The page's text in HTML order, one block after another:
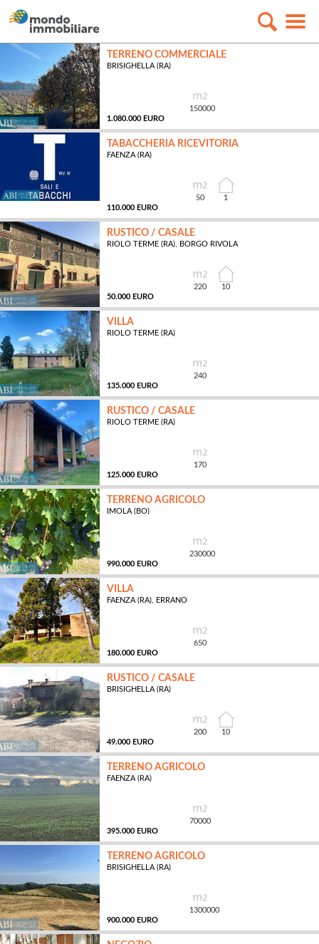
TERRENO COMMERCIALE
BRISIGHELLA (RA)
1.080.000 EURO
150000
TABACCHERIA RICEVITORIA
FAENZA (RA)
110.000 EURO
50 1
RUSTICO / CASALE
RIOLO TERME (RA), BORGO RIVOLA
50.000 EURO
220 10
VILLA
RIOLO TERME (RA)
135.000 EURO
240
RUSTICO / CASALE
RIOLO TERME (RA)
125.000 EURO
170
TERRENO AGRICOLO
IMOLA (BO)
990.000 EURO
230000
VILLA
FAENZA (RA), ERRANO
180.000 EURO
650
RUSTICO / CASALE
BRISIGHELLA (RA)
49.000 EURO
200 10
TERRENO AGRICOLO
FAENZA (RA)
395.000 EURO
70000
TERRENO AGRICOLO
BRISIGHELLA (RA)
900.000 EURO
1300000